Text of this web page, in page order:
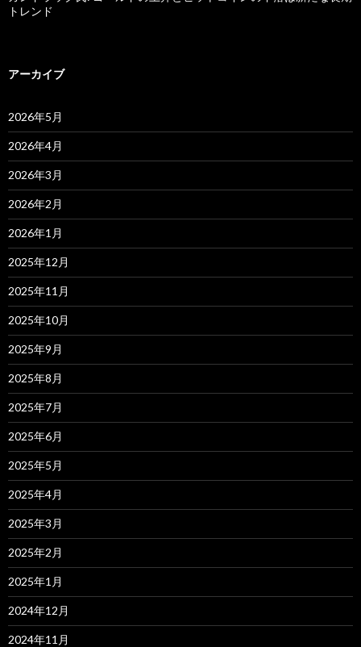
トレンド
アーカイブ
2026年5月
2026年4月
2026年3月
2026年2月
2026年1月
2025年12月
2025年11月
2025年10月
2025年9月
2025年8月
2025年7月
2025年6月
2025年5月
2025年4月
2025年3月
2025年2月
2025年1月
2024年12月
2024年11月